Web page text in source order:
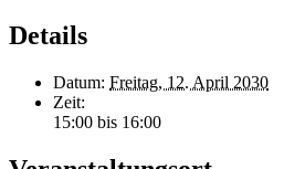
Details
Datum: Freitag, 12. April 2030
Zeit:
15:00 bis 16:00